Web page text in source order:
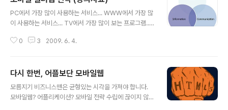
PC에서 가장 많이 사용하는 서비스... WWW에서 가장 많
이 사용하는 서비스... TV에서 가장 많이 보는 프로그램..
들이 사용하고 즐겨 보는 분야를 점령하면 시장을 주도할
고 말하긴 어려울 듯 합니다. WWW을 주도하는 것을 검색
하나로 정의할 수 없듯.. 모바일에서의 킬러앱에 대해 고민
하며 정리한 자료입니다. 그간 몇차례에 걸쳐 말씀드린 것
0 3 2009. 6. 4.
다시 한번, 어플보단 모바일웹
모름지기 비즈니스맨은 균형있는 시각을 가져야 합니다.
모바일웹? 어플리케이션? 모바일 전략 수립에 끊이지 않는